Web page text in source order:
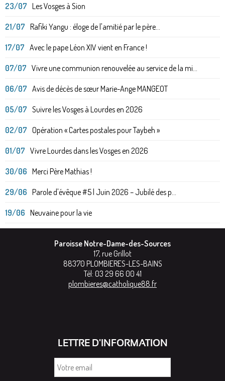
23/07 Les Vosges à Sion
21/07 Rafiki Yangu : éloge de l'amitié par le père...
17/07 Avec le pape Léon XIV vient en France !
07/07 Vivre une communion renouvelée au service de la mi...
06/07 Avis de décès de sœur Marie-Ange MANGEOT
05/07 Suivre les Vosges à Lourdes en 2026
02/07 Opération « Cartes postales pour Taybeh »
01/07 Vivre Lourdes dans les Vosges en 2026
30/06 Merci Père Mathias !
29/06 Parole d'évêque #5 | Juin 2026 – Jubilé des p...
19/06 Neuvaine pour la vie
Paroisse Notre-Dame-des-Sources
17, rue Grillot
88370 PLOMBIERES-LES-BAINS
Tél: 03 29 66 00 41
plombieres@catholique88.fr
LETTRE D'INFORMATION